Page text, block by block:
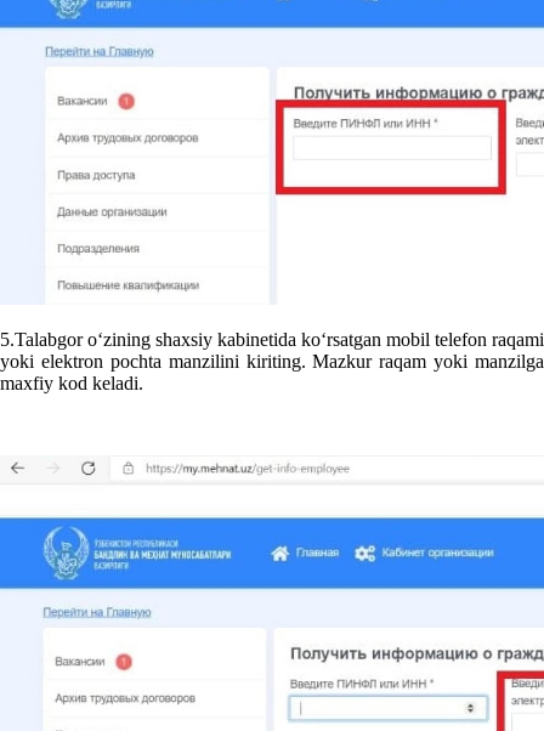
5.Talabgor oʻzining shaхsiy kabinetida koʻrsatgan mobil telefon raqami
yoki elektron pochta manzilini kiriting. Mazkur raqam yoki manzilga
maхfiy kod keladi.